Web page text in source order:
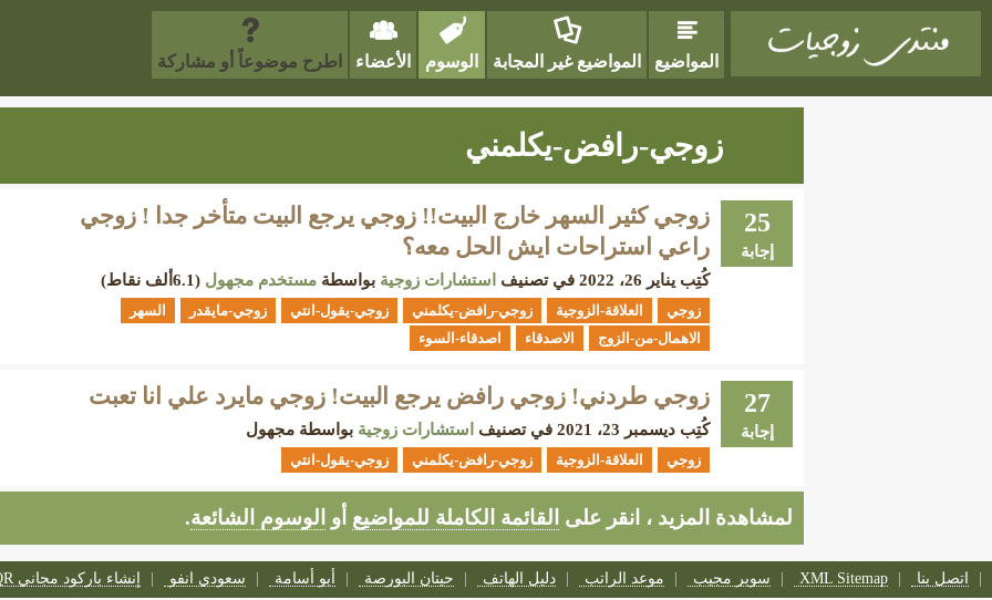
المواضيع المواضيع غير المجابة الوسوم الأعضاء اطرح موضوعاً أو مشاركة
زوجي-رافض-يكلمني
25
إجابة
زوجي كثير السهر خارج البيت!! زوجي يرجع البيت متأخر جدا ! زوجي
راعي استراحات ايش الحل معه؟
كُتِب يناير 26، 2022 في تصنيف استشارات زوجية بواسطة مستخدم مجهول (6.1ألف نقاط)
زوجي العلاقة-الزوجية زوجي-رافض-يكلمني زوجي-يقول-انتي زوجي-مايقدر
السهر
الاهمال-من-الزوج
الاصدقاء اصدقاء-السوء
27
إجابة
زوجي طردني! زوجي رافض يرجع البيت! زوجي مايرد علي انا تعبت
كُتِب ديسمبر 23، 2021 في تصنيف استشارات زوجية بواسطة مجهول
زوجي العلاقة-الزوجية زوجي-رافض-يكلمني زوجي-يقول-انتي
لمشاهدة المزيد ، انقر على القائمة الكاملة للمواضيع أو الوسوم الشائعة.
اتصل بنا XML Sitemap سوبر مجيب موعد الراتب دليل الهاتف حيتان البورصة أبو أسامة سعودي انفو إنشاء باركود مجاني QR